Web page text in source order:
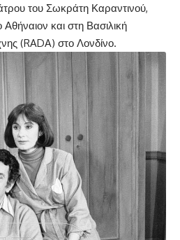
του Σωκράτη Καραντινού,
και στη Βασιλική
(RADA) στο Λονδίνο.